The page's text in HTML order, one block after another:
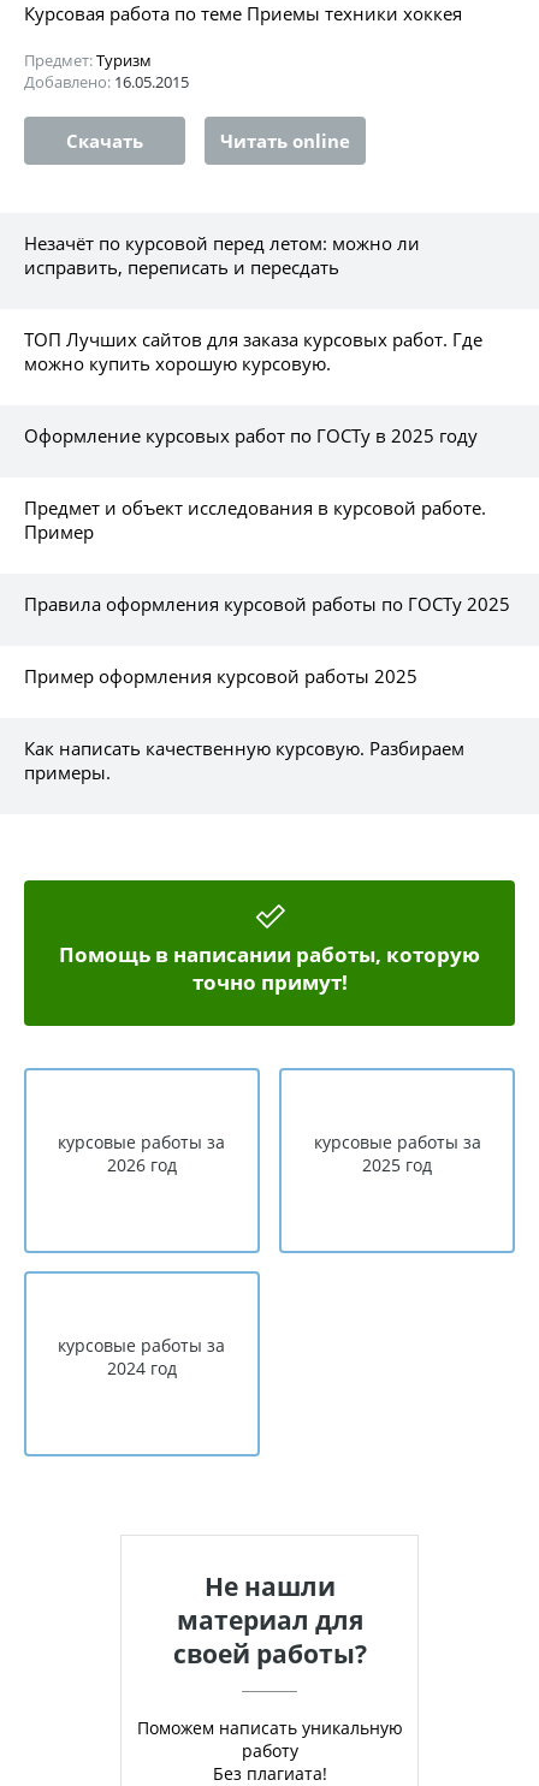
Курсовая работа по теме Приемы техники хоккея
Предмет:Туризм
Добавлено: 16.05.2015
Скачать Читать online
Незачёт по курсовой перед летом: можно ли
исправить, переписать и пересдать
ТОП Лучших сайтов для заказа курсовых работ. Где
можно купить хорошую курсовую.
Оформление курсовых работ по ГОСТу в 2025 году
Предмет и объект исследования в курсовой работе.
Пример
Правила оформления курсовой работы по ГОСТу 2025
Пример оформления курсовой работы 2025
Как написать качественную курсовую. Разбираем
примеры.
Помощь в написании работы, которую
точно примут!
курсовые работы за
2026 год
курсовые работы за
2025 год
курсовые работы за
2024 год
Не нашли
материал для
своей работы?
Поможем написать уникальную
работу
Без плагиата!